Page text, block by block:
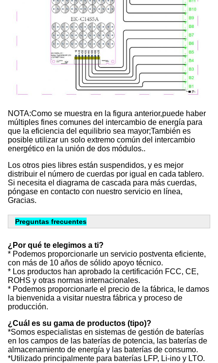
NOTA:Como se muestra en la figura anterior,puede haber
múltiples fines comunes del intercambio de energía para
que la eficiencia del equilibrio sea mayor;También es
posible utilizar un solo extremo común del intercambio
energético en la unión de dos módulos..
Los otros pies libres están suspendidos, y es mejor
distribuir el número de cuerdas por igual en cada tablero.
Si necesita el diagrama de cascada para más cuerdas,
póngase en contacto con nuestro servicio en línea,
Gracias.
Preguntas frecuentes
¿Por qué te elegimos a ti?
* Podemos proporcionarle un servicio postventa eficiente,
con más de 10 años de sólido apoyo técnico.
* Los productos han aprobado la certificación FCC, CE,
ROHS y otras normas internacionales.
* Podemos proporcionarle el precio de la fábrica, le damos
la bienvenida a visitar nuestra fábrica y proceso de
producción.
¿Cuál es su gama de productos (tipo)?
*Somos especialistas en sistemas de gestión de baterías
en los campos de las baterías de potencia, las baterías de
almacenamiento de energía y las baterías de consumo.
*Utilizado principalmente para baterías LFP, Li-ino y LTO.